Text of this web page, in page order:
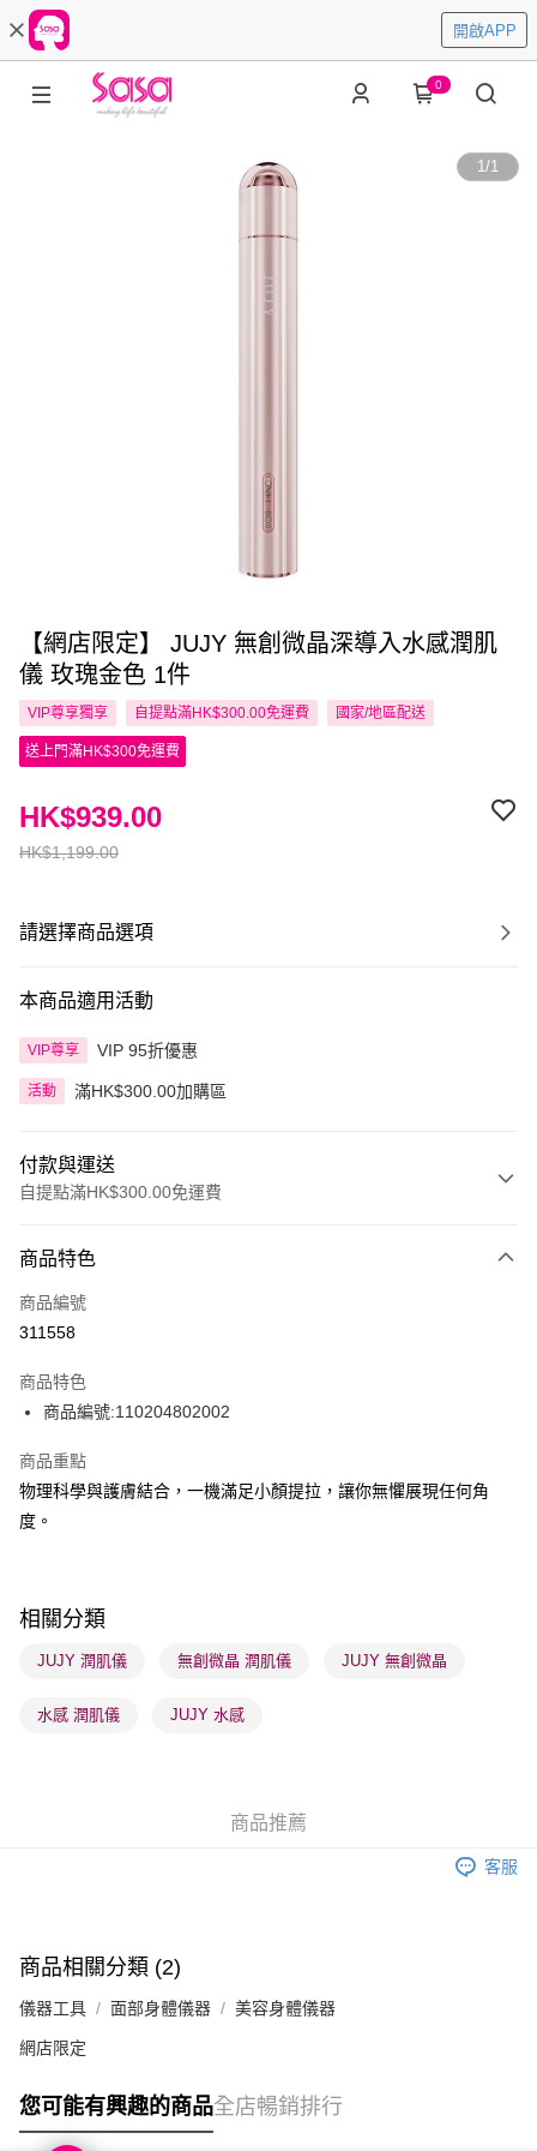
開啟APP
0
1/1
【網店限定】 JUJY 無創微晶深導入水感潤肌
儀 玫瑰金色 1件
VIP尊享獨享 自提點滿HK$300.00免運費 國家/地區配送
送上門滿HK$300免運費
HK$1,199.00
HK$939.00
請選擇商品選項
本商品適用活動
VIP尊享 VIP 95折優惠
活動 滿HK$300.00加購區
付款與運送
自提點滿HK$300.00免運費
信用卡
Apple Pay
PayMe
WeChat Pay
BoC Pay
每筆HK$65.00，滿HK$300.00或以上免運費
順豐站及營業點 - 確認發貨後1-3個工作天送達
每筆HK$65.00，滿HK$300.00或以上免運費
(香港門市) 只顯示可選門市。確認發貨後2-5個工作天到店，3天內
(澳門門市) 只顯示可選門市。確認發貨後2-5個工作天到店，3天內
每筆HK$20.00，滿HK$100.00或以上免運費
商品特色
商品編號
311558
商品特色
商品編號:110204802002
商品重點
物理科學與護膚結合，一機滿足小顏提拉，讓你無懼展現任何角
度。
相關分類
JUJY 潤肌儀 無創微晶 潤肌儀 JUJY 無創微晶
水感 潤肌儀 JUJY 水感
商品推薦
客服
商品相關分類 (2)
儀器工具 面部身體儀器 美容身體儀器
網店限定
您可能有興趣的商品全店暢銷排行